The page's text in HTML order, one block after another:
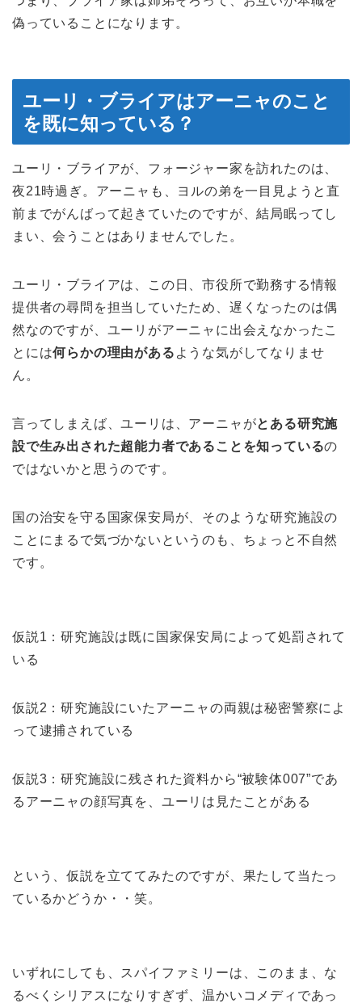
偽っていることになります。
ユーリ・ブライアはアーニャのこと
を既に知っている？
ユーリ・ブライアが、フォージャー家を訪れたのは、
夜21時過ぎ。アーニャも、ヨルの弟を一目見ようと直
前までがんばって起きていたのですが、結局眠ってし
まい、会うことはありませんでした。
ユーリ・ブライアは、この日、市役所で勤務する情報
提供者の尋問を担当していたため、遅くなったのは偶
然なのですが、ユーリがアーニャに出会えなかったこ
とには何らかの理由がある ような気がしてなりませ
ん。
言ってしまえば、ユーリは、アーニャがとある研究施
設で生み出された超能力者であることを知っているの
ではないかと思うのです。
国の治安を守る国家保安局が、そのような研究施設の
ことにまるで気づかないというのも、ちょっと不自然
です。
仮説1：研究施設は既に国家保安局によって処罰されて
いる
仮説2：研究施設にいたアーニャの両親は秘密警察によ
って逮捕されている
仮説3：研究施設に残された資料から“被験体007”であ
るアーニャの顔写真を、ユーリは見たことがある
という、仮説を立ててみたのですが、果たして当たっ
ているかどうか・・笑。
いずれにしても、スパイファミリーは、このまま、な
るべくシリアスになりすぎず、温かいコメディであっ